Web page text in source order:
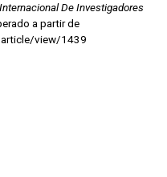
De Investigadores
a partir de
view/1439